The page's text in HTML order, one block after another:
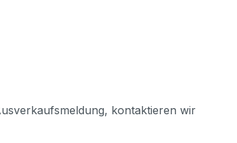
kontaktieren wir